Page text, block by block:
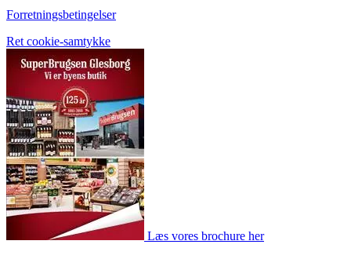
Forretningsbetingelser
Ret cookie-samtykke
Læs vores brochure her